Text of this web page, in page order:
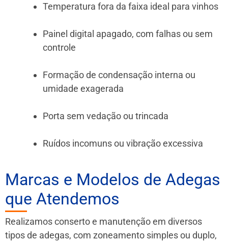
Temperatura fora da faixa ideal para vinhos
Painel digital apagado, com falhas ou sem
controle
Formação de condensação interna ou
umidade exagerada
Porta sem vedação ou trincada
Ruídos incomuns ou vibração excessiva
Marcas e Modelos de Adegas
que Atendemos
Realizamos conserto e manutenção em diversos
tipos de adegas, com zoneamento simples ou duplo,